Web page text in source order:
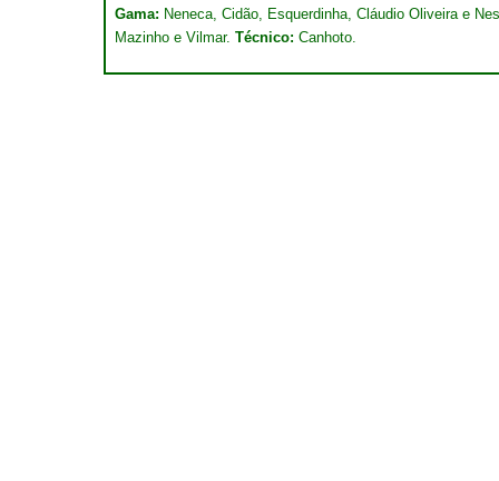
Gama: Neneca, Cidão, Esquerdinha, Cláudio Oliveira e
Mazinho e Vilmar. Técnico: Canhoto.